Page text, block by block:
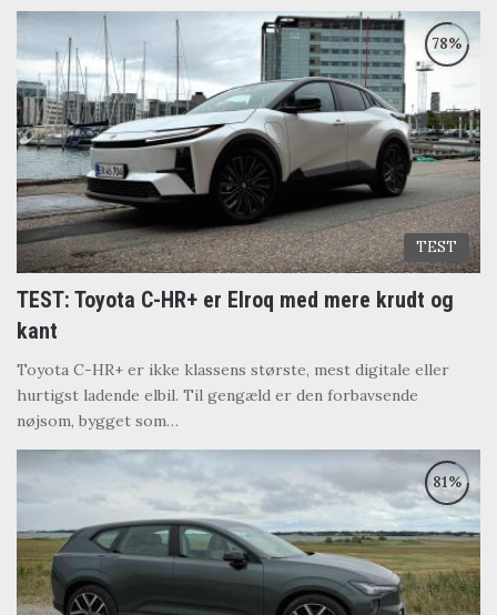
TEST
TEST: Toyota C-HR+ er Elroq med mere krudt og
kant
Toyota C-HR+ er ikke klassens største, mest digitale eller
hurtigst ladende elbil. Til gengæld er den forbavsende
nøjsom, bygget som…